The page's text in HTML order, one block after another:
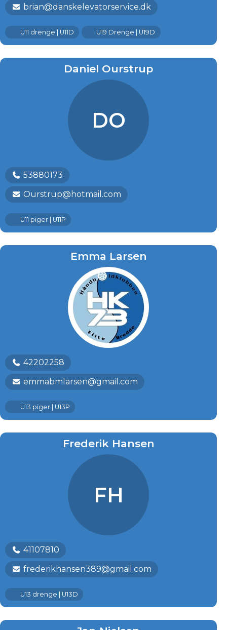
brian@danskelevatorservice.dk
U11 drenge | U11D U19 Drenge | U19D
Daniel Ourstrup
DO
53880173
Ourstrup@hotmail.com
U11 piger | U11P
Emma Larsen
42202258
emmabmlarsen@gmail.com
U13 piger | U13P
Frederik Hansen
FH
41107810
frederikhansen389@gmail.com
U13 drenge | U13D